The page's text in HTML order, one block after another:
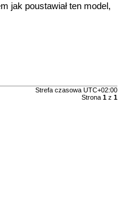
jak poustawiał ten model,
Strefa czasowa UTC+02:00
Strona 1z 1